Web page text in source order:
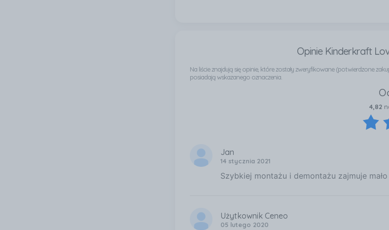
Opinie Kinderkraft
Na liście znajdują się opinie, które zostały zweryfikowane (potwierdzone
posiadają wskazanego oznaczenia.
4,82
Jan
14 stycznia 2021
Szybkiej montażu i demontażu zajmuje
Użytkownik Ceneo
05 lutego 2020